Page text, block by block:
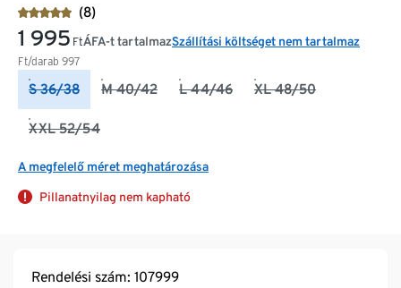
(8)
1 995 Ft
Ft/darab 997
ÁFA-t tartalmazSzállítási költséget nem tartalmaz
S 36/38 M 40/42 L 44/46 XL 48/50
XXL 52/54
A megfelelő méret meghatározása
Pillanatnyilag nem kapható
Rendelési szám: 107999